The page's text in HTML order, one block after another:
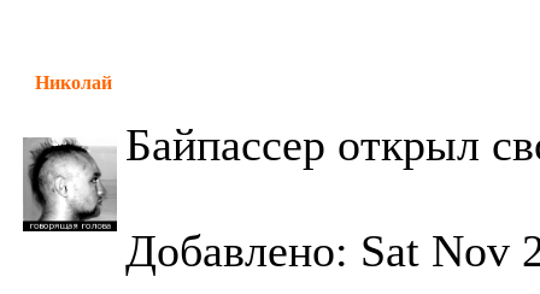
Николай
Байпассер открыл
Добавлено: Sat Nov